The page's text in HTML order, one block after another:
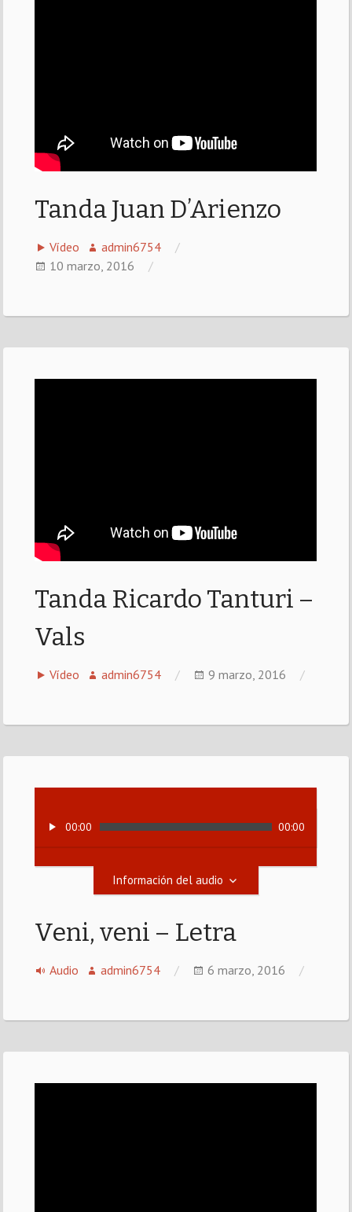
Tanda Juan D’Arienzo
Vídeo
admin6754
10 marzo, 2016
Tanda Ricardo Tanturi –
Vals
Vídeo admin6754 9 marzo, 2016
00:00 00:00
Información del audio
Veni, veni – Letra
Audio admin6754 6 marzo, 2016